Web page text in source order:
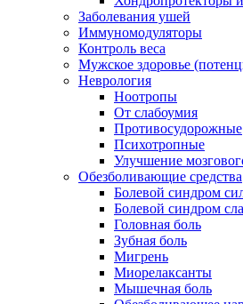
Заболевания ушей
Иммуномодуляторы
Контроль веса
Мужское здоровье
Неврология
Ноотропы
От слабоумия
Противосудорожные
Психотропные
Улучшение
Обезболивающие средства
Болевой синдром
Болевой синдром
Головная боль
Зубная боль
Мигрень
Миорелаксанты
Мышечная боль